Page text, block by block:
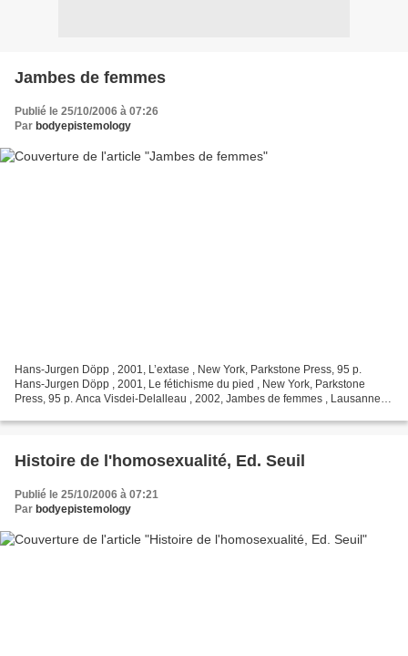
Jambes de femmes
Publié le 25/10/2006 à 07:26
Par bodyepistemology
Hans-Jurgen Döpp , 2001, L’extase , New York, Parkstone Press, 95 p.
Hans-Jurgen Döpp , 2001, Le fétichisme du pied , New York, Parkstone
Press, 95 p. Anca Visdei-Delalleau , 2002, Jambes de femmes , Lausanne,
Histoire de l'homosexualité, Ed. Seuil
Publié le 25/10/2006 à 07:21
Par bodyepistemology